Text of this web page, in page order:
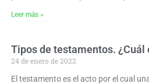
Leer más »
Tipos de testamentos. ¿Cuál
24 de enero de 2022
El testamento es el acto por el cual